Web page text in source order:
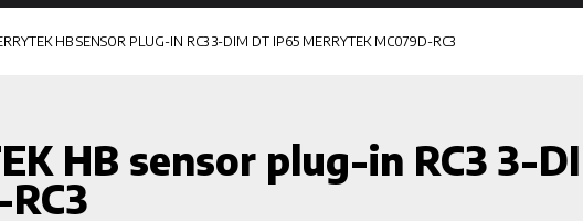
HB SENSOR PLUG-IN RC3 3-DIM DT IP65 MERRYTEK MC079D-RC3
HB sensor plug-in RC3 3-